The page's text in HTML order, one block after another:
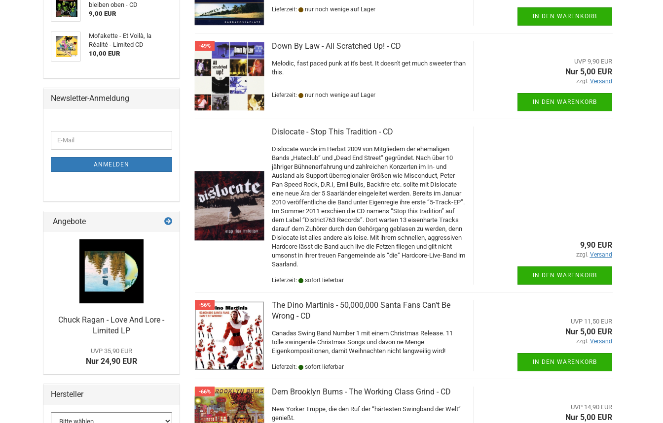
Lieferzeit: nur noch wenige auf Lager
IN DEN WARENKORB
-49% Down By Law - All Scratched Up! - CD
Melodic, fast paced punk at it's best. It doesn't get much sweeter than
this.
Lieferzeit: nur noch wenige auf Lager
UVP 9,90 EUR
Nur 5,00 EUR
zzgl. Versand
IN DEN WARENKORB
Dislocate - Stop This Tradition - CD
Dislocate wurde im Herbst 2009 von Mitgliedern der ehemaligen
Bands „Hateclub“ und „Dead End Street“ gegründet. Nach über 10
jähriger Bühnenerfahrung und zahlreichen Konzerten im In- und
Ausland als Support überregionaler Größen wie Misconduct, Peter
Pan Speed Rock, D.R.I, Emil Bulls, Backfire etc. sollte mit Dislocate
eine neue Ära der 5 Saarländer eingeleitet werden. Bereits im Januar
2010 veröffentliche die Band unter Eigenregie ihre erste “5-Track-EP”.
Im Sommer 2011 erschien die CD namens “Stop this tradition” auf
dem Label ”District763 Records”. Dort warten 13 eisenharte Tracks
darauf dem Zuhörer durch den Gehörgang geblasen zu werden, denn
Dislocate ist alles andere als leise. Mit ihrem schnellen, aggressiven
Hardcore lässt die Band auch live die Fetzen fliegen und gilt nicht
umsonst in ihrer treuen Fangemeinde als “die” Hardcore-Live-Band im
Saarland.
Lieferzeit: sofort lieferbar
9,90 EUR
zzgl. Versand
IN DEN WARENKORB
-56%
The Dino Martinis - 50,000,000 Santa Fans Can't Be
Wrong - CD
Canadas Swing Band Number 1 mit einem Christmas Release. 11
tolle swingende Christmas Songs und davon ne Menge
Eigenkompositionen, damit Weihnachten nicht langweilig wird!
Lieferzeit: sofort lieferbar
UVP 11,50 EUR
Nur 5,00 EUR
zzgl. Versand
IN DEN WARENKORB
-66% Dem Brooklyn Bums - The Working Class Grind - CD
New Yorker Truppe, die den Ruf der “härtesten Swingband der Welt”
genießt.
UVP 14,90 EUR
Nur 5,00 EUR
bleiben oben - CD
9,00 EUR
Mofakette - Et Voilà, la
Réalité - Limited CD
10,00 EUR
Newsletter-Anmeldung
ZUR
E-
Mail
ANMELDEN
Angebote
Chuck Ragan - Love And Lore -
Limited LP
UVP 35,90 EUR
Nur 24,90 EUR
Hersteller